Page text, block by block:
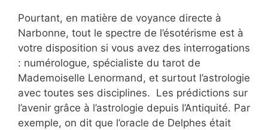
Pourtant, en matière de voyance directe à
Narbonne, tout le spectre de l’ésotérisme est à
votre disposition si vous avez des interrogations
: numérologue, spécialiste du tarot de
Mademoiselle Lenormand, et surtout l’astrologie
avec toutes ses disciplines. Les prédictions sur
l’avenir grâce à l’astrologie depuis l’Antiquité. Par
exemple, on dit que l’oracle de Delphes était